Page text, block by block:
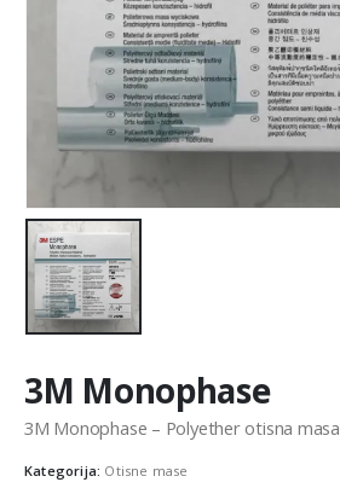
3M Monophase
3M Monophase – Polyether otisna masa
Kategorija: Otisne mase